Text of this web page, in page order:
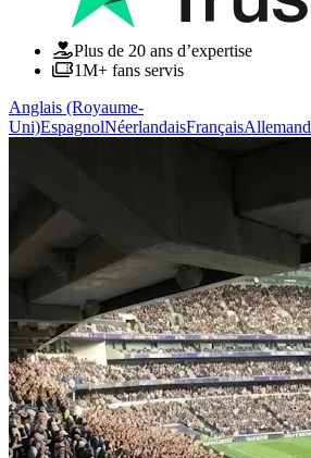
Plus de 20 ans d’expertise
1M+ fans servis
Anglais (Royaume-
Uni)EspagnolNéerlandaisFrançaisAllemand